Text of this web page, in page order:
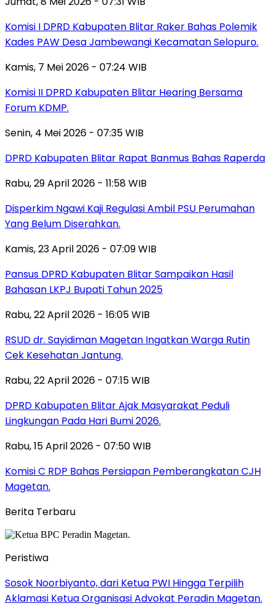
Komisi I DPRD Kabupaten Blitar Raker Bahas Polemik
Kades PAW Desa Jambewangi Kecamatan Selopuro.
Kamis, 7 Mei 2026 - 07:24 WIB
Komisi II DPRD Kabupaten Blitar Hearing Bersama
Forum KDMP.
Senin, 4 Mei 2026 - 07:35 WIB
DPRD Kabupaten Blitar Rapat Banmus Bahas Raperda
Rabu, 29 April 2026 - 11:58 WIB
Disperkim Ngawi Kaji Regulasi Ambil PSU Perumahan
Yang Belum Diserahkan.
Kamis, 23 April 2026 - 07:09 WIB
Pansus DPRD Kabupaten Blitar Sampaikan Hasil
Bahasan LKPJ Bupati Tahun 2025
Rabu, 22 April 2026 - 16:05 WIB
RSUD dr. Sayidiman Magetan Ingatkan Warga Rutin
Cek Kesehatan Jantung.
Rabu, 22 April 2026 - 07:15 WIB
DPRD Kabupaten Blitar Ajak Masyarakat Peduli
Lingkungan Pada Hari Bumi 2026.
Rabu, 15 April 2026 - 07:50 WIB
Komisi C RDP Bahas Persiapan Pemberangkatan CJH
Magetan.
Berita Terbaru
Peristiwa
Sosok Noorbiyanto, dari Ketua PWI Hingga Terpilih
Aklamasi Ketua Organisasi Advokat Peradin Magetan.